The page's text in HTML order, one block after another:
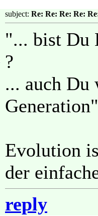
subject: Re: Re: Re: Re:
"... bist Du
?
... auch Du
Evolution
der
reply